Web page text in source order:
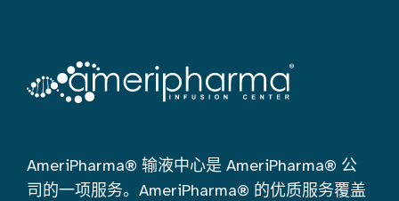
AmeriPharma® 输液中心是 AmeriPharma® 公
司的一项服务。AmeriPharma® 的优质服务覆盖